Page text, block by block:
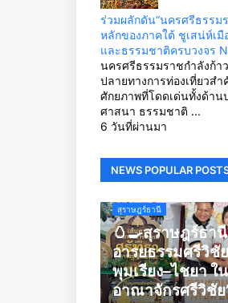
ร่วมผลักดัน“นครศรีธรรม
หลักของภาคใต้ ชูเสน่ห์เ
และธรรมชาติครบวงจร
นครศรีธรรมราชกำลังก้า
ปลายทางการท่องเที่ยวส
ศักยภาพที่โดดเด่นทั้งด้า
ศาสนา ธรรมชาติ ...
6 วันที่ผ่านมา
NEWS POPULAR
สุราษฎร์ธานี
🥚🍳สุราษฎร์ธา
อารยธรรมศรีวิ
พุมเรียง–ไชยา ใ
อาณาจักรศรีวิชัย